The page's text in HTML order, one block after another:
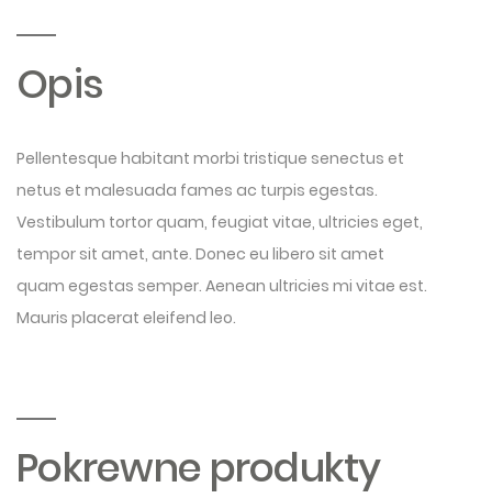
Opis
Pellentesque habitant morbi tristique senectus et
netus et malesuada fames ac turpis egestas.
Vestibulum tortor quam, feugiat vitae, ultricies eget,
tempor sit amet, ante. Donec eu libero sit amet
quam egestas semper. Aenean ultricies mi vitae est.
Mauris placerat eleifend leo.
Pokrewne produkty